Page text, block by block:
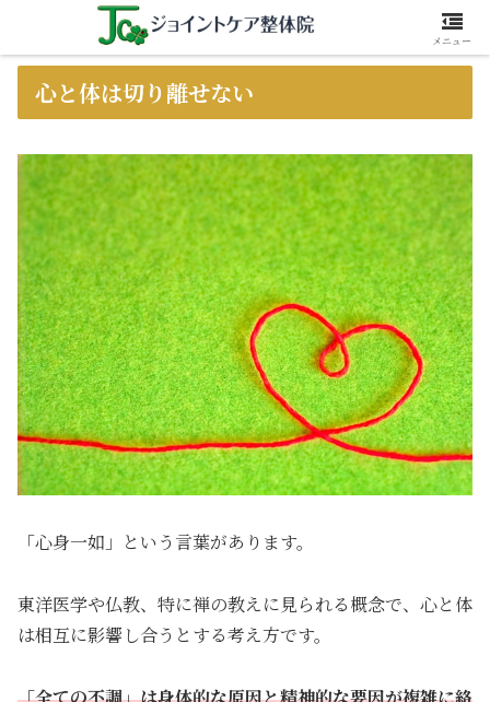
心と体は切り離せない
「心身一如」という言葉があります。
東洋医学や仏教、特に禅の教えに見られる概念で、心と体
は相互に影響し合うとする考え方です。
「全ての不調」は身体的な原因と精神的な要因が複雑に絡
メニュー